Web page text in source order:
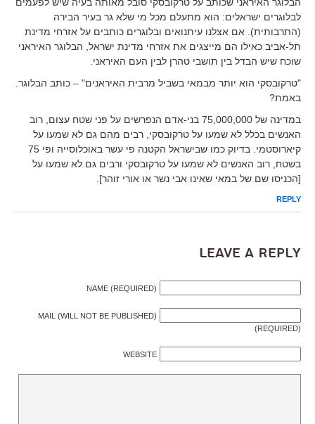
לבלוגרים ישראלים: הוא מתעלם מכל מי שלא גר בעיר הבירה
(התרבותית). אם אצלנו עיתנואים ובלוגרים כותבים על אזרחי מדינת
תל-אביב כאילו הם מייצגים את אזרחי מדינת ישראל, הבלוגר האיראני
שוכח שיש הבדל בין תושבי טהרן לבין העם האיראני.
"טרקובסקי הוא יותר מבמאי בשביל מרבית האיראנים" – כותב הבלוגר.
באמת?
במדינה של 75,000,000 בני-אדם הנפרשים על פני שטח עצום, רוב
האנשים בכלל לא שמעו על טרקובסקי, רבים מהם גם לא שמעו על
קיארוסטמי. בדיוק כמו שבישראל הקטנה פי עשר באוכלוסייה ופי 75
בשטח, רוב האנשים לא שמעו על טרקובסקי ורבים גם לא שמעו על
[הכניסו שם של במאי שאינו אבי נשר או אורי זוהר].
REPLY
Leave a Reply
NAME (REQUIRED)
MAIL (WILL NOT BE PUBLISHED)
(REQUIRED)
WEBSITE